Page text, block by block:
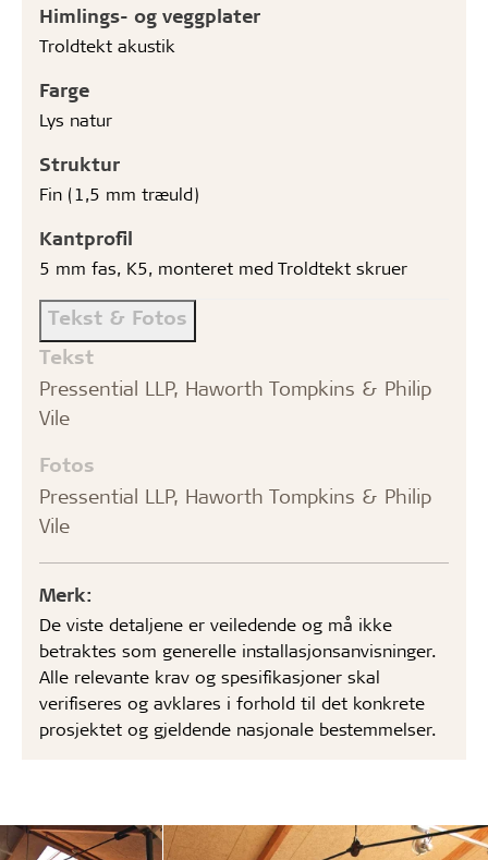
Himlings- og veggplater
Troldtekt akustik
Farge
Lys natur
Struktur
Fin (1,5 mm træuld)
Kantprofil
5 mm fas, K5, monteret med Troldtekt skruer
Tekst & Fotos
Tekst
Pressential LLP, Haworth Tompkins & Philip
Vile
Fotos
Pressential LLP, Haworth Tompkins & Philip
Vile
Merk:
De viste detaljene er veiledende og må ikke
betraktes som generelle installasjonsanvisninger.
Alle relevante krav og spesifikasjoner skal
verifiseres og avklares i forhold til det konkrete
prosjektet og gjeldende nasjonale bestemmelser.